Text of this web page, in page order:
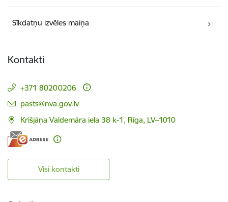
Sīkdatņu izvēles maiņa
Kontakti
+371 80200206
E-pasts:
pasts@nva.gov.lv
Krišjāņa Valdemāra iela 38 k-1, Rīga, LV–1010
Visi kontakti